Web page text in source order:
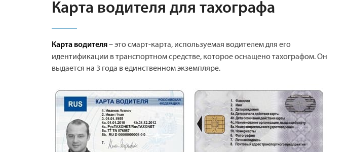
Карта водителя для тахографа
Карта водителя– это смарт-карта, используемая водителем для его
идентификации в транспортном средстве, которое оснащено тахографом. Он
выдается на 3 года в единственном экземпляре.